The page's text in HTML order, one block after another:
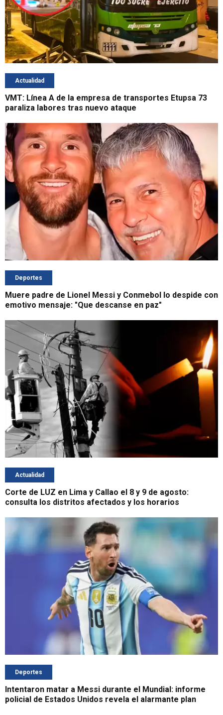
Actualidad
VMT: Línea A de la empresa de transportes Etupsa 73
paraliza labores tras nuevo ataque
Deportes
Muere padre de Lionel Messi y Conmebol lo despide con
emotivo mensaje: "Que descanse en paz"
Actualidad
Corte de LUZ en Lima y Callao el 8 y 9 de agosto:
consulta los distritos afectados y los horarios
Deportes
Intentaron matar a Messi durante el Mundial: informe
policial de Estados Unidos revela el alarmante plan